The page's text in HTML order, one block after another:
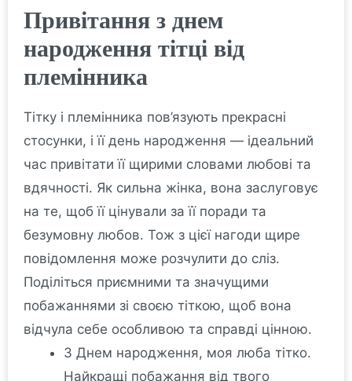
Привітання з днем
народження тітці від
племінника
Тітку і племінника пов’язують прекрасні
стосунки, і її день народження — ідеальний
час привітати її щирими словами любові та
вдячності. Як сильна жінка, вона заслуговує
на те, щоб її цінували за її поради та
безумовну любов. Тож з цієї нагоди щире
повідомлення може розчулити до сліз.
Поділіться приємними та значущими
побажаннями зі своєю тіткою, щоб вона
відчула себе особливою та справді цінною.
З Днем народження, моя люба тітко.
Найкращі побажання від твого